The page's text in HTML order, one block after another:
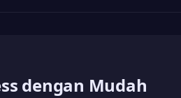
dengan Mudah